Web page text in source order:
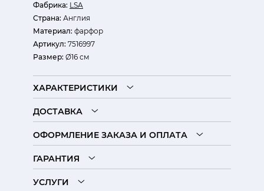
Фабрика: LSA
Страна: Англия
Материал: фарфор
Артикул: 7516997
Размер: Ø16 см
ХАРАКТЕРИСТИКИ
ДОСТАВКА
ОФОРМЛЕНИЕ ЗАКАЗА И ОПЛАТА
ГАРАНТИЯ
УСЛУГИ